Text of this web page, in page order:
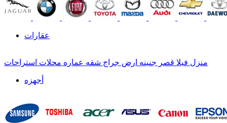
عقارات
منزل فيلا قصر جنينه ارض جراج شقه عماره محلات استراحات
أجهزه